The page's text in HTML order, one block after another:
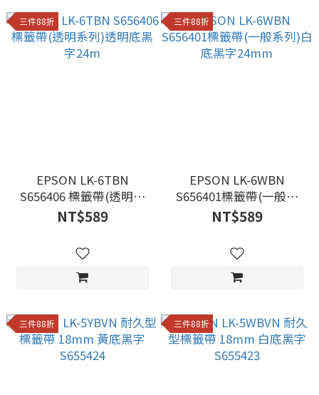
三件88折
EPSON LK-6TBN
S656406 標籤帶(透明系
列)透明底黑字24m
NT$589
三件88折
EPSON LK-6WBN
S656401標籤帶(一般系
列)白底黑字24mm
NT$589
三件88折 三件88折